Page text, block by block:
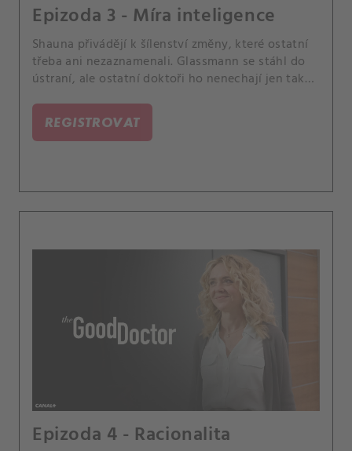
Epizoda 3 - Míra inteligence
Shauna přivádějí k šílenství změny, které ostatní
třeba ani nezaznamenali. Glassmann se stáhl do
ústraní, ale ostatní doktoři ho nenechají jen tak
REGISTROVAT
Epizoda 4 - Racionalita